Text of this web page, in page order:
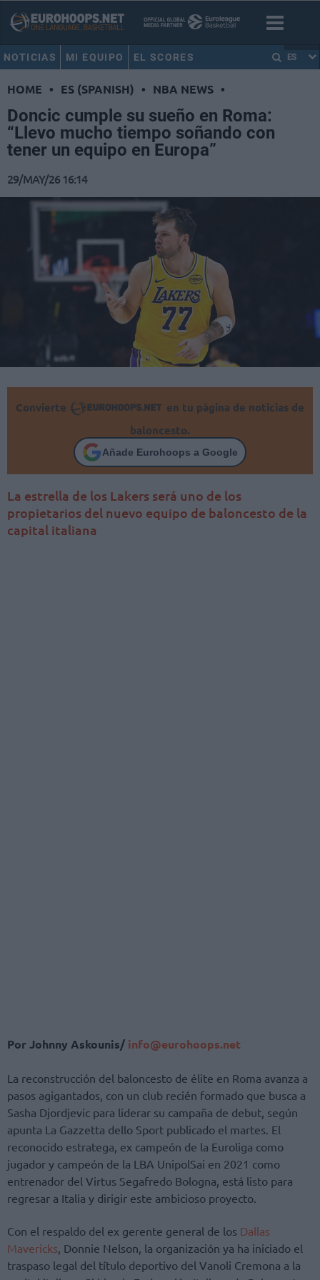
NOTICIAS MI EQUIPO EL SCORES ES
HOME • ES (SPANISH) • NBA NEWS •
Doncic cumple su sueño en Roma:
“Llevo mucho tiempo soñando con
tener un equipo en Europa”
29/MAY/26 16:14
Convierte
en tu página de noticias de
baloncesto.
Añade Eurohoops a Google
La estrella de los Lakers será uno de los
propietarios del nuevo equipo de baloncesto de la
capital italiana
Por Johnny Askounis/ info@eurohoops.net
La reconstrucción del baloncesto de élite en Roma avanza a
pasos agigantados, con un club recién formado que busca a
Sasha Djordjevic para liderar su campaña de debut, según
apunta La Gazzetta dello Sport publicado el martes. El
reconocido estratega, ex campeón de la Euroliga como
jugador y campeón de la LBA UnipolSai en 2021 como
entrenador del Virtus Segafredo Bologna, está listo para
regresar a Italia y dirigir este ambicioso proyecto.
Con el respaldo del ex gerente general de los Dallas
Mavericks , Donnie Nelson, la organización ya ha iniciado el
traspaso legal del título deportivo del Vanoli Cremona a la